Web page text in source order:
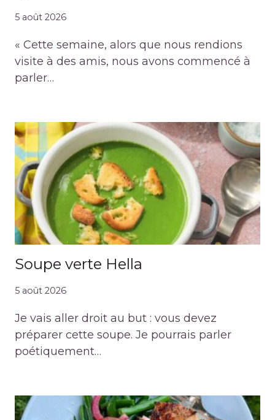
5 août 2026
« Cette semaine, alors que nous rendions
visite à des amis, nous avons commencé à
parler…
Soupe verte Hella
5 août 2026
Je vais aller droit au but : vous devez
préparer cette soupe. Je pourrais parler
poétiquement…